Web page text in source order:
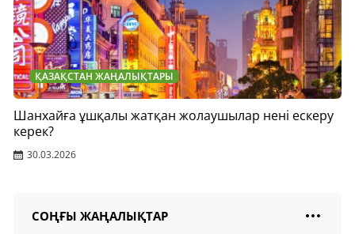
ҚАЗАҚСТАН ЖАҢАЛЫҚТАРЫ
Шанхайға ұшқалы жатқан жолаушылар нені ескеру
керек?
30.03.2026
СОҢҒЫ ЖАҢАЛЫҚТАР